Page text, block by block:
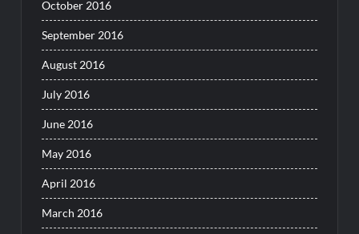
October 2016
September 2016
August 2016
July 2016
June 2016
May 2016
April 2016
March 2016